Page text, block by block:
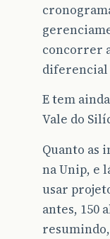
concorrer
diferencial
E tem
Vale do
Quanto as
na Unip, e
usar
antes, 150
resumindo,